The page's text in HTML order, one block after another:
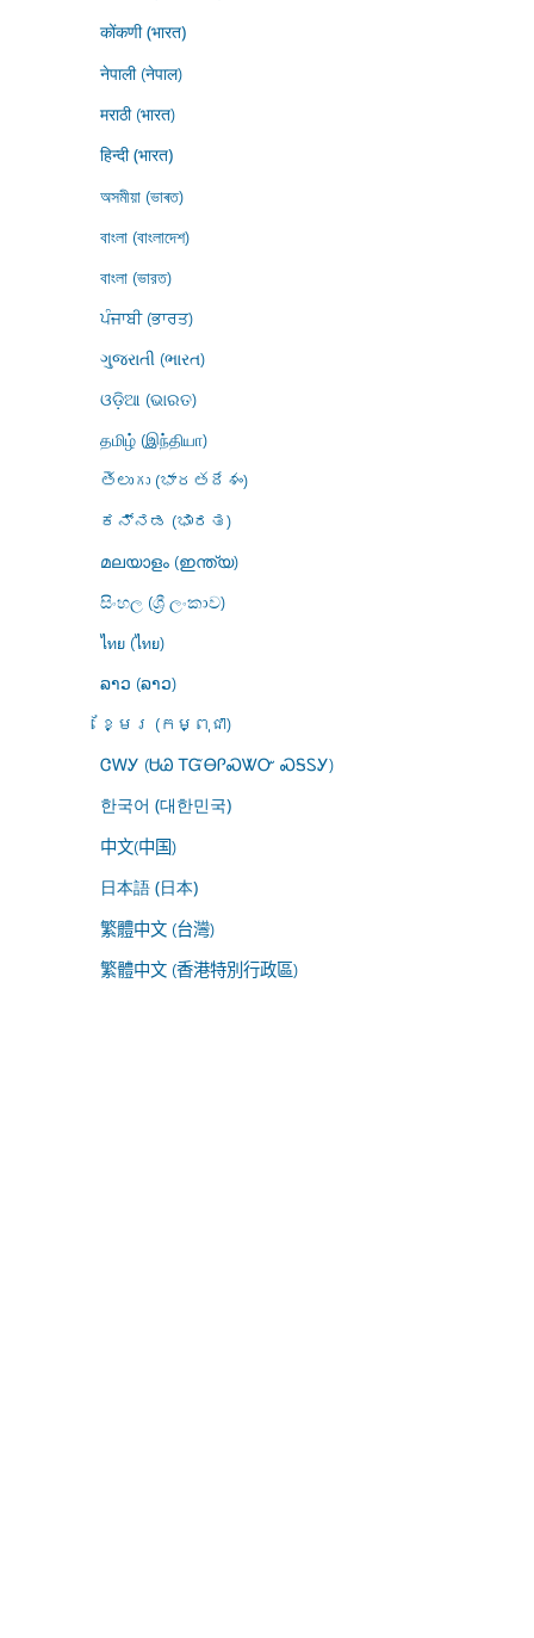
कोंकणी (भारत)
नेपाली (नेपाल)
मराठी (भारत)
हिन्दी (भारत)
অসমীয়া (ভাৰত)
বাংলা (বাংলাদেশ)
বাংলা (ভারত)
ਪੰਜਾਬੀ (ਭਾਰਤ)
ગુજરાતી (ભારત)
ଓଡ଼ିଆ (ଭାରତ)
தமிழ் (இந்தியா)
తెలుగు (భారతదేశం)
ಕನ್ನಡ (ಭಾರತ)
മലയാളം (ഇന്ത്യ)
සිංහල (ශ්‍රී ලංකාව)
ไทย (ไทย)
ລາວ (ລາວ)
ខ្មែរ (កម្ពុជា)
ᏣᎳᎩ (ᏌᏊ ᎢᏳᎾᎵᏍᏔᏅ ᏍᎦᏚᎩ)
한국어 (대한민국)
中文(中国)
日本語 (日本)
繁體中文 (台灣)
繁體中文 (香港特別行政區)